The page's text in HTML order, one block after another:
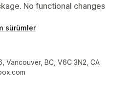
No functional changes
sürümler
Vancouver, BC, V6C 3N2, CA